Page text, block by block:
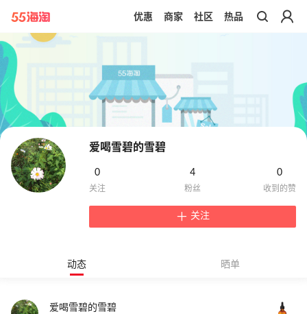
带你去官网买正品
优惠 商家 社区 热品
爱喝雪碧的雪碧
0 4 0
关注
动态 晒单
爱喝雪碧的雪碧